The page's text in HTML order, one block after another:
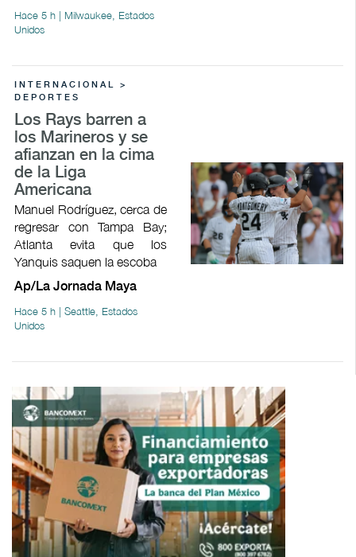
Hace 5 h | Milwaukee, Estados
Unidos
INTERNACIONAL >
DEPORTES
Los Rays barren a
los Marineros y se
afianzan en la cima
de la Liga
Americana
Manuel Rodríguez, cerca de
regresar con Tampa Bay;
Atlanta evita que los
Yanquis saquen la escoba
Ap/La Jornada Maya
Hace 5 h | Seattle, Estados
Unidos